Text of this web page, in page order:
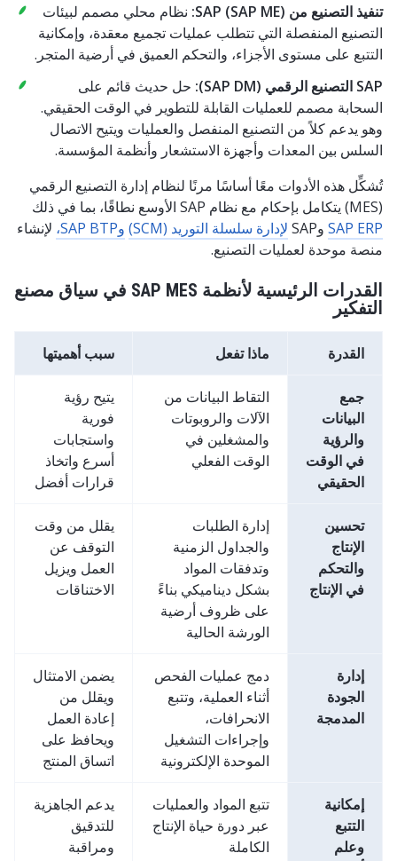
تنفيذ التصنيع من SAP (SAP ME):
نظام محلي مصمم لبيئات
التصنيع المنفصلة التي تتطلب عمليات تجميع معقدة، وإمكانية
التتبع على مستوى الأجزاء، والتحكم العميق في أرضية المتجر.
SAP التصنيع الرقمي (SAP DM):
حل حديث قائم على
السحابة مصمم للعمليات القابلة للتطوير في الوقت الحقيقي.
وهو يدعم كلاً من التصنيع المنفصل والعمليات ويتيح الاتصال
السلس بين المعدات وأجهزة الاستشعار وأنظمة المؤسسة.
تُشكِّل هذه الأدوات معًا أساسًا مرنًا لنظام إدارة التصنيع الرقمي
(MES) يتكامل بإحكام مع نظام SAP الأوسع نطاقًا، بما في ذلك
SAP ERP وSAP لإدارة سلسلة التوريد (SCM) وSAP BTP،
لإنشاء
منصة موحدة لعمليات التصنيع.
القدرات الرئيسية لأنظمة SAP MES في سياق مصنع
التفكير
القدرة ماذا تفعل سبب أهميتها
جمع
البيانات
والرؤية
في الوقت
الحقيقي
التقاط البيانات من
الآلات والروبوتات
والمشغلين في
الوقت الفعلي
يتيح رؤية
فورية
واستجابات
أسرع واتخاذ
قرارات أفضل
تحسين
الإنتاج
والتحكم
في الإنتاج
إدارة الطلبات
والجداول الزمنية
وتدفقات المواد
بشكل ديناميكي بناءً
على ظروف أرضية
الورشة الحالية
يقلل من وقت
التوقف عن
العمل ويزيل
الاختناقات
إدارة
الجودة
المدمجة
دمج عمليات الفحص
أثناء العملية، وتتبع
الانحرافات،
وإجراءات التشغيل
الموحدة الإلكترونية
يضمن الامتثال
ويقلل من
إعادة العمل
ويحافظ على
اتساق المنتج
إمكانية
التتبع
وعلم
تتبع المواد والعمليات
عبر دورة حياة الإنتاج
الكاملة
يدعم الجاهزية
للتدقيق
ومراقبة